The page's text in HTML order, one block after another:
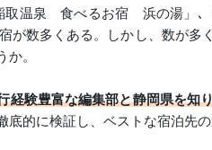
取温泉 食べるお宿 浜の湯」､
が数多くある。しかし、数が多
。
経験豊富な編集部と静岡県を知
底的に検証し、ベストな宿泊先の